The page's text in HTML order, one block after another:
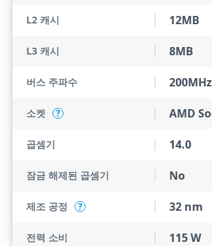
L2 캐시 12MB
L3 캐시 8MB
버스 주파수 200MHz
소켓 ? AMD
곱셈기 14.0
잠금 해제된 곱셈기 No
제조 공정 ? 32 nm
전력 소비 115 W